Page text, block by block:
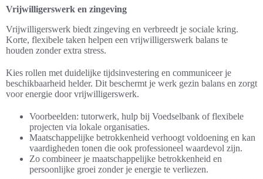
Vrijwilligerswerk en zingeving
Vrijwilligerswerk biedt zingeving en verbreedt je sociale kring.
Korte, flexibele taken helpen een vrijwilligerswerk balans te
houden zonder extra stress.
Kies rollen met duidelijke tijdsinvestering en communiceer je
beschikbaarheid helder. Dit beschermt je werk gezin balans en zorgt
voor energie door vrijwilligerswerk.
Voorbeelden: tutorwerk, hulp bij Voedselbank of flexibele
projecten via lokale organisaties.
Maatschappelijke betrokkenheid verhoogt voldoening en kan
vaardigheden tonen die ook professioneel waardevol zijn.
Zo combineer je maatschappelijke betrokkenheid en
persoonlijke groei zonder je energie te verliezen.